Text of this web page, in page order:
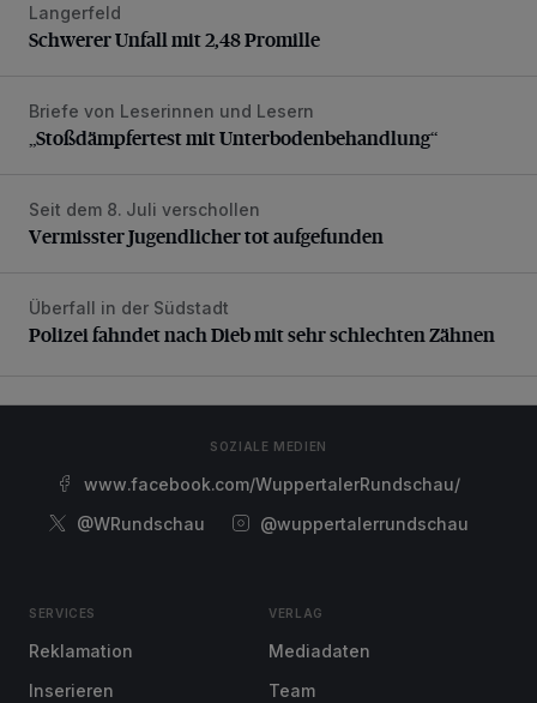
Schwerer Unfall mit 2,48 Promille
Langerfeld
Schwerer Unfall mit 2,48 Promille
„Stoßdämpfertest mit Unterbodenbehandlung“
Briefe von Leserinnen und Lesern
„Stoßdämpfertest mit Unterbodenbehandlung“
Vermisster Jugendlicher tot aufgefunden
Seit dem 8. Juli verschollen
Vermisster Jugendlicher tot aufgefunden
Polizei fahndet nach Dieb mit sehr schlechten Zähnen
Überfall in der Südstadt
Polizei fahndet nach Dieb mit sehr schlechten Zähnen
SOZIALE MEDIEN
www.facebook.com/WuppertalerRundschau/
@WRundschau
@wuppertalerrundschau
SERVICES
Reklamation
Inserieren
VERLAG
Mediadaten
Team